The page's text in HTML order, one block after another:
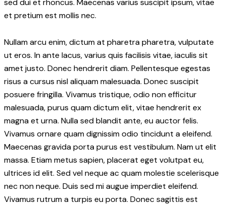
et pretium est mollis nec.
Nullam arcu enim, dictum at pharetra pharetra, vulputate
ut eros. In ante lacus, varius quis facilisis vitae, iaculis sit
amet justo. Donec hendrerit diam. Pellentesque egestas
risus a cursus nisl aliquam malesuada. Donec suscipit
posuere fringilla. Vivamus tristique, odio non efficitur
malesuada, purus quam dictum elit, vitae hendrerit ex
magna et urna. Nulla sed blandit ante, eu auctor felis.
Vivamus ornare quam dignissim odio tincidunt a eleifend.
Maecenas gravida porta purus est vestibulum. Nam ut elit
massa. Etiam metus sapien, placerat eget volutpat eu,
ultrices id elit. Sed vel neque ac quam molestie scelerisque
nec non neque. Duis sed mi augue imperdiet eleifend.
Vivamus rutrum a turpis eu porta. Donec sagittis est